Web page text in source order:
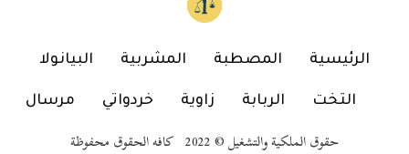
الرئيسية المصطبة المشربية البيانولا
التخت الربابة زاوية خردواتي مرسال
حقوق الملكية والتشغيل © 2022 كافه الحقوق محفوظة